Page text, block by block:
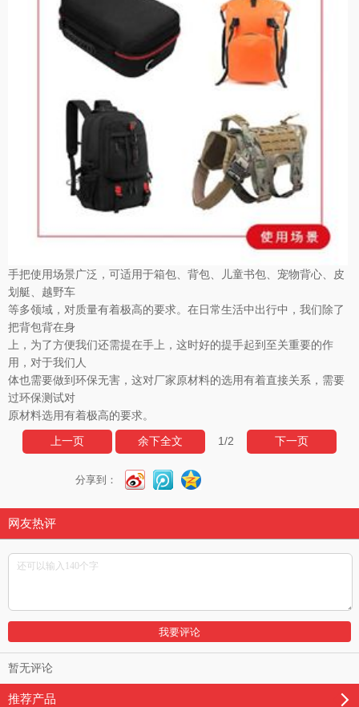
手把使用场景广泛，可适用于箱包、背包、儿童书包、宠物背心、皮
划艇、越野车
等多领域，对质量有着极高的要求。在日常生活中出行中，我们除了
把背包背在身
上，为了方便我们还需提在手上，这时好的提手起到至关重要的作
用，对于我们人
体也需要做到环保无害，这对厂家原材料的选用有着直接关系，需要
过环保测试对
原材料选用有着极高的要求。
上一页 余下全文 1/2 下一页
分享到：
网友热评
暂无评论
推荐产品